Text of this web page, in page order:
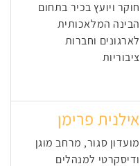
חוקר ויועץ בכיר בתחום
הבינה המלאכותית
לארגונים וחברות
ציבוריות
אילנית פרימן
מועדון סגור, מרחב מוגן
ודיסקרטי למנהלים